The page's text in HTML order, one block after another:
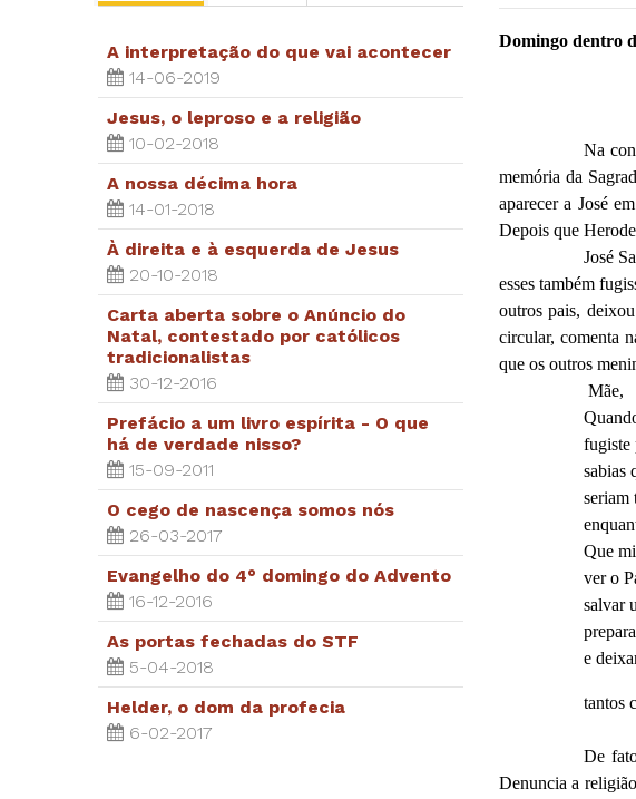
A interpretação do que vai acontecer
14-06-2019
Jesus, o leproso e a religião
10-02-2018
A nossa décima hora
14-01-2018
À direita e à esquerda de Jesus
20-10-2018
Carta aberta sobre o Anúncio do
Natal, contestado por católicos
tradicionalistas
30-12-2016
Prefácio a um livro espírita - O que
há de verdade nisso?
15-09-2011
O cego de nascença somos nós
26-03-2017
Evangelho do 4° domingo do Advento
16-12-2016
As portas fechadas do STF
5-04-2018
Helder, o dom da profecia
6-02-2017
Domingo dentro
Na
memória da
aparecer a José
Depois que
José
esses também
outros pais,
circular, comenta
que os outros
Mãe,
fugiste
sabias
seriam
Que
ver o
salvar
e
tantos
De
Denuncia a